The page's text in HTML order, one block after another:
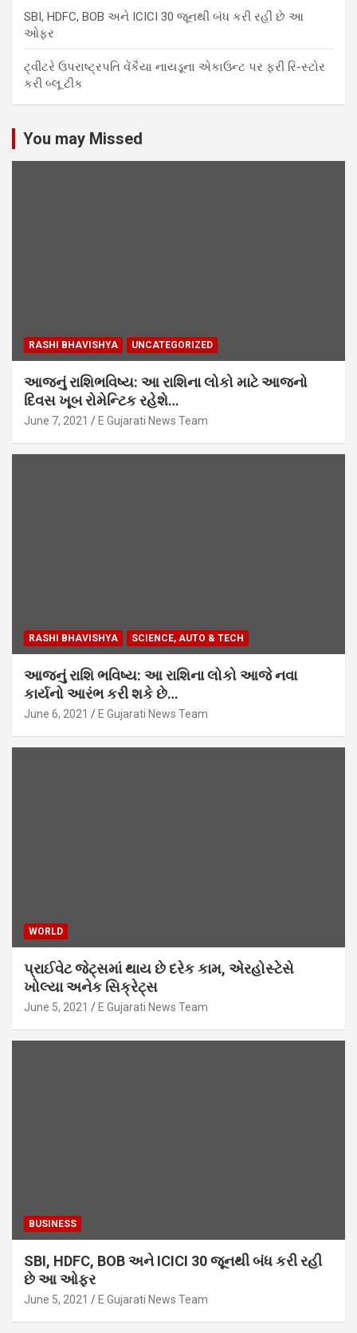
SBI, HDFC, BOB અને ICICI 30 જૂનથી બંધ કરી રહી છે આ
ઓફર
ટ્વીટરે ઉપરાષ્ટ્રપતિ વેંકૈયા નાયડૂના એકાઉન્ટ પર ફરી રિ-સ્ટોર
કરી બ્લૂ ટીક
You may Missed
RASHI BHAVISHYA UNCATEGORIZED
આજનું રાશિભવિષ્ય: આ રાશિના લોકો માટે આજનો
દિવસ ખૂબ રોમેન્ટિક રહેશે…
June 7, 2021 E Gujarati News Team
RASHI BHAVISHYA SCIENCE, AUTO & TECH
આજનું રાશિ ભવિષ્ય: આ રાશિના લોકો આજે નવા
કાર્યનો આરંભ કરી શકે છે…
June 6, 2021 E Gujarati News Team
WORLD
પ્રાઈવેટ જેટ્સમાં થાય છે દરેક કામ, એરહોસ્ટેસે
ખોલ્યા અનેક સિક્રેટ્સ
June 5, 2021 E Gujarati News Team
BUSINESS
SBI, HDFC, BOB અને ICICI 30 જૂનથી બંધ કરી રહી
છે આ ઓફર
June 5, 2021 E Gujarati News Team